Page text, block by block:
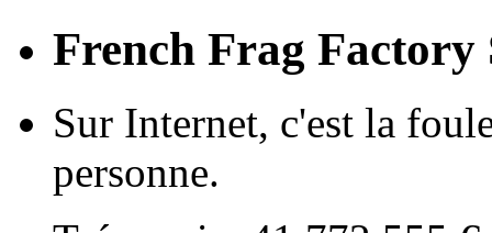
French Frag Factory
Sur Internet, c'est la
personne.